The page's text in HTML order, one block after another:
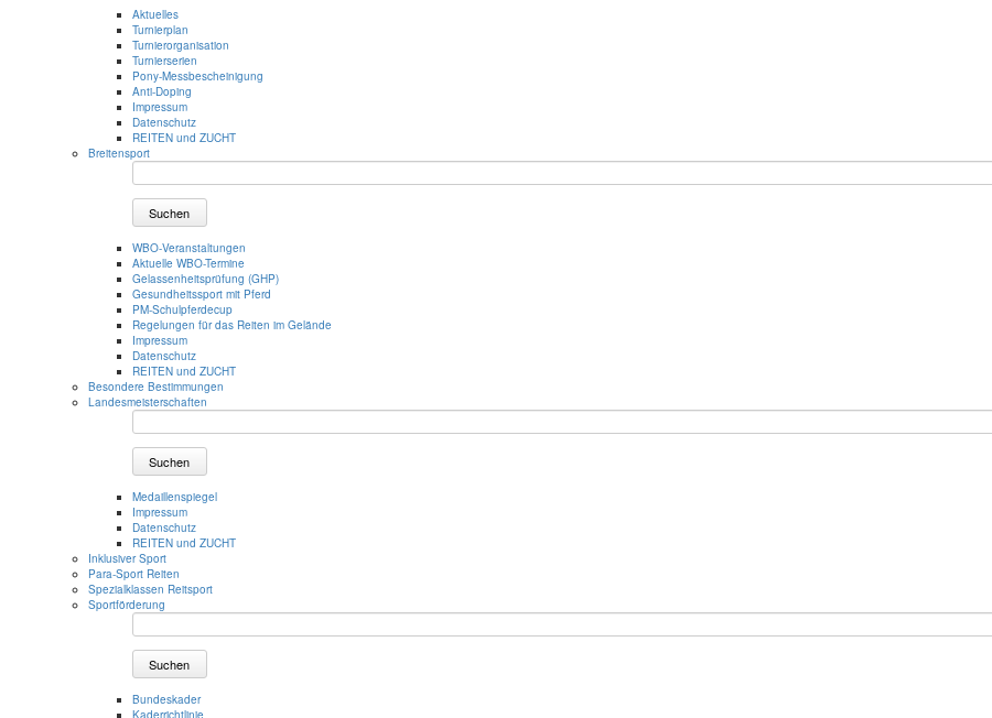
Aktuelles
Turnierplan
Turnierorganisation
Turnierserien
Pony-Messbescheinigung
Anti-Doping
Impressum
Datenschutz
REITEN und ZUCHT
Breitensport
Suchen
WBO-Veranstaltungen
Aktuelle WBO-Termine
Gelassenheitsprüfung (GHP)
Gesundheitssport mit Pferd
PM-Schulpferdecup
Regelungen für das Reiten im Gelände
Impressum
Datenschutz
REITEN und ZUCHT
Besondere Bestimmungen
Landesmeisterschaften
Suchen
Medaillenspiegel
Impressum
Datenschutz
REITEN und ZUCHT
Inklusiver Sport
Para-Sport Reiten
Spezialklassen Reitsport
Sportförderung
Suchen
Bundeskader
Kaderrichtlinie